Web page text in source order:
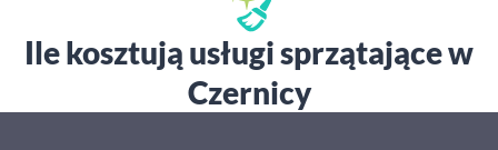
Ile kosztują usługi sprzątające w
Czernicy